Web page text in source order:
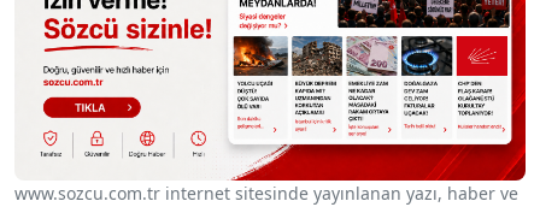
www.sozcu.com.tr internet sitesinde yayınlanan yazı, haber ve